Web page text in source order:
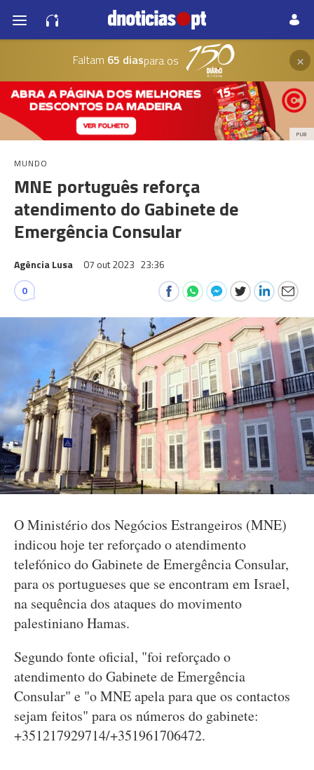
Faltam 65 diaspara os ×
PUB
MUNDO
MNE português reforça
atendimento do Gabinete de
Emergência Consular
Agência Lusa 07 out 2023 23:36
0
O Ministério dos Negócios Estrangeiros (MNE)
indicou hoje ter reforçado o atendimento
telefónico do Gabinete de Emergência Consular,
para os portugueses que se encontram em Israel,
na sequência dos ataques do movimento
palestiniano Hamas.
Segundo fonte oficial, "foi reforçado o
atendimento do Gabinete de Emergência
Consular" e "o MNE apela para que os contactos
sejam feitos" para os números do gabinete:
+351217929714/+351961706472.